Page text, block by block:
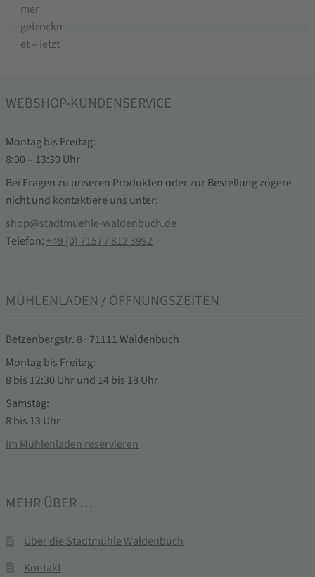
WEBSHOP-KUNDENSERVICE
Montag bis Freitag:
8:00 – 13:30 Uhr
Bei Fragen zu unseren Produkten oder zur Bestellung zögere
nicht und kontaktiere uns unter:
shop@stadtmuehle-waldenbuch.de
Telefon:+49 (0) 7157 / 812 3992
MÜHLENLADEN / ÖFFNUNGSZEITEN
Betzenbergstr. 8 · 71111 Waldenbuch
Montag bis Freitag:
8 bis 12:30 Uhr und 14 bis 18 Uhr
Samstag:
8 bis 13 Uhr
Im Mühlenladen reservieren
MEHR ÜBER …
Über die Stadtmühle Waldenbuch
Kontakt